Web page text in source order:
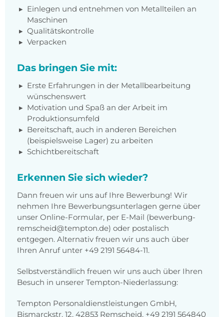
Einlegen und entnehmen von Metallteilen an
Maschinen
Qualitätskontrolle
Verpacken
Das bringen Sie mit:
Erste Erfahrungen in der Metallbearbeitung
wünschenswert
Motivation und Spaß an der Arbeit im
Produktionsumfeld
Bereitschaft, auch in anderen Bereichen
(beispielsweise Lager) zu arbeiten
Schichtbereitschaft
Erkennen Sie sich wieder?
Dann freuen wir uns auf Ihre Bewerbung! Wir
nehmen Ihre Bewerbungsunterlagen gerne über
unser Online-Formular, per E-Mail (bewerbung-
remscheid@tempton.de) oder postalisch
entgegen. Alternativ freuen wir uns auch über
Ihren Anruf unter +49 2191 56484-11.
Selbstverständlich freuen wir uns auch über Ihren
Besuch in unserer Tempton-Niederlassung:
Tempton Personaldienstleistungen GmbH,
Bismarckstr. 12, 42853 Remscheid, +49 2191 564840